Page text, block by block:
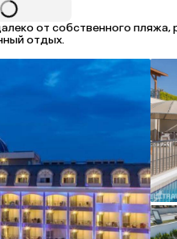
от собственного
отдых.